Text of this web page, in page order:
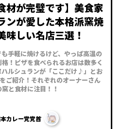
材が完璧です】美食家
ンが愛した本格派窯焼
味しい名店三選！
手軽に焼けるけど、やっぱ高温の
！ピザを食べられるお店は数多く
ハルシュランが「ここだけ♪」とお
ご紹介！それぞれのオーナーさん
と食材に注目！！
カレー党党首